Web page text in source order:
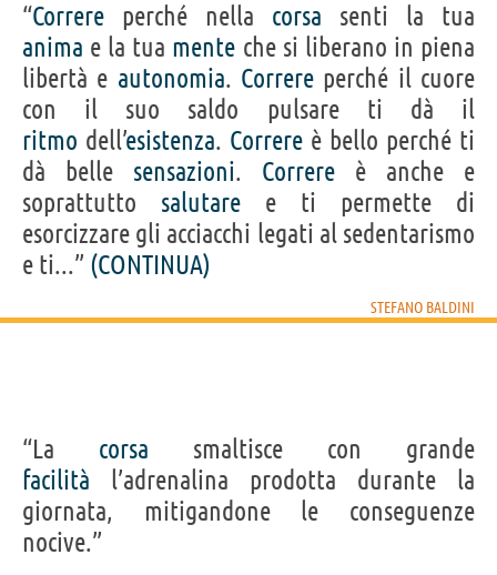
“Correre perché nella corsa senti la tua
anima e la tua mente che si liberano in piena
libertà e autonomia. Correre perché il cuore
con il suo saldo pulsare ti dà il
ritmo dell’esistenza. Correre è bello perché ti
dà belle sensazioni. Correre è anche e
soprattutto salutare e ti permette di
esorcizzare gli acciacchi legati al sedentarismo
e ti...” (CONTINUA)
STEFANO BALDINI
“La corsa smaltisce con grande
facilità l’adrenalina prodotta durante la
giornata, mitigandone le conseguenze
nocive.”